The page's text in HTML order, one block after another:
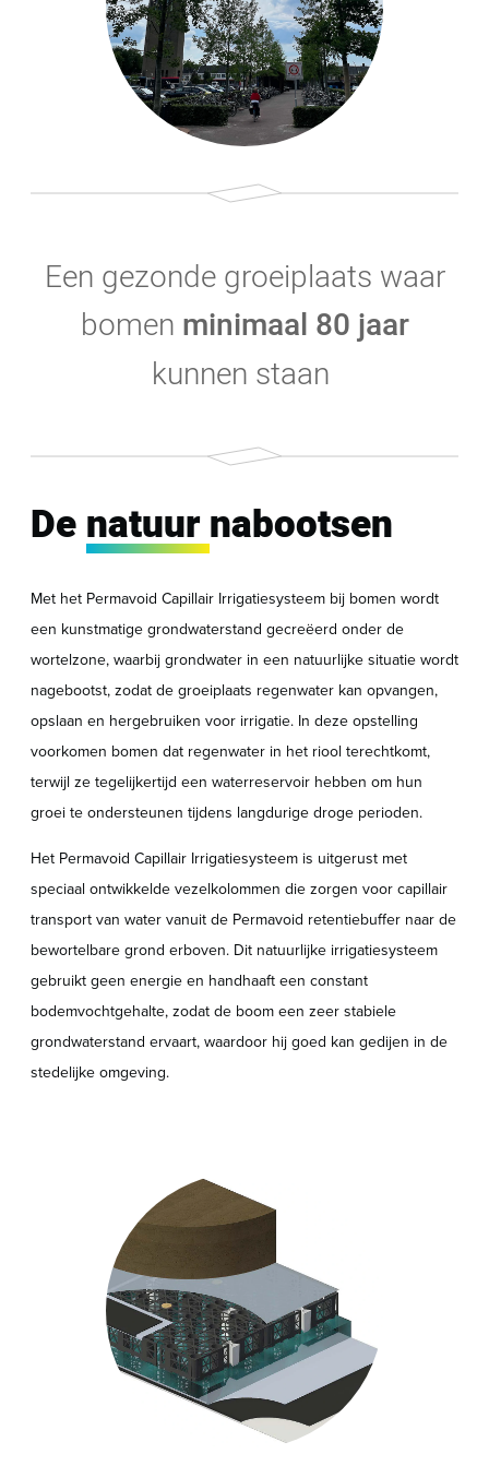
Een gezonde groeiplaats waar
bomen minimaal 80 jaar
kunnen staan
Denatuurnabootsen
Met het Permavoid Capillair Irrigatiesysteem bij bomen wordt
een kunstmatige grondwaterstand gecreëerd onder de
wortelzone, waarbij grondwater in een natuurlijke situatie wordt
nagebootst, zodat de groeiplaats regenwater kan opvangen,
opslaan en hergebruiken voor irrigatie. In deze opstelling
voorkomen bomen dat regenwater in het riool terechtkomt,
terwijl ze tegelijkertijd een waterreservoir hebben om hun
groei te ondersteunen tijdens langdurige droge perioden.
Het Permavoid Capillair Irrigatiesysteem is uitgerust met
speciaal ontwikkelde vezelkolommen die zorgen voor capillair
transport van water vanuit de Permavoid retentiebuffer naar de
bewortelbare grond erboven. Dit natuurlijke irrigatiesysteem
gebruikt geen energie en handhaaft een constant
bodemvochtgehalte, zodat de boom een zeer stabiele
grondwaterstand ervaart, waardoor hij goed kan gedijen in de
stedelijke omgeving.